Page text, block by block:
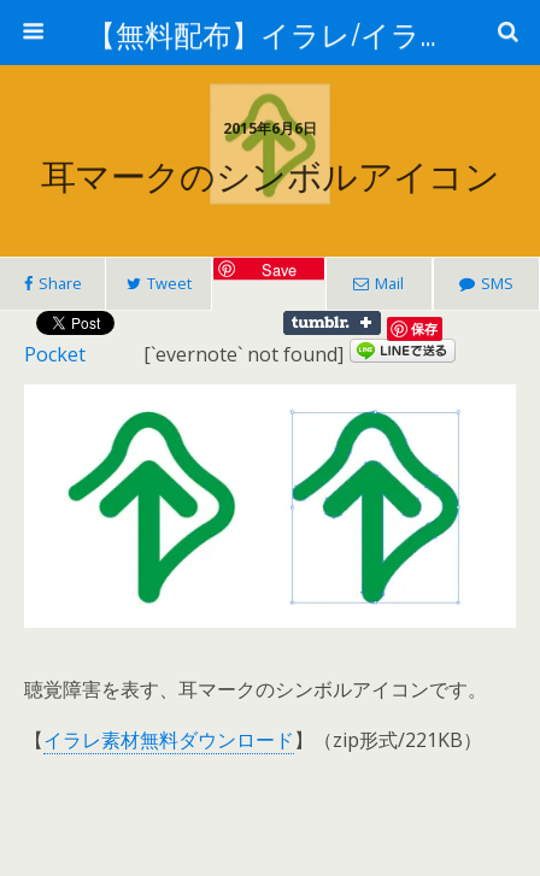
【無料配布】イラレ/イラストレーター/ベクトル パスデータ保管庫【ai・eps 商用可能ベクター素材】
2015年6月6日
耳マークのシンボルアイコン
Share Tweet
Save
Mail SMS
保存
Pocket [`evernote` not found]
聴覚障害を表す、耳マークのシンボルアイコンです。
【イラレ素材無料ダウンロード】（zip形式/221KB）